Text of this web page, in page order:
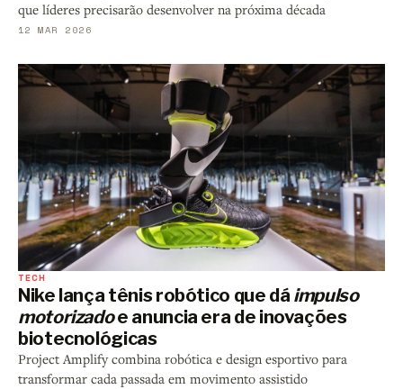
que líderes precisarão desenvolver na próxima década
12 MAR 2026
TECH
Nike lança tênis robótico que dá impulso
motorizadoe anuncia era de inovações
biotecnológicas
Project Amplify combina robótica e design esportivo para
transformar cada passada em movimento assistido